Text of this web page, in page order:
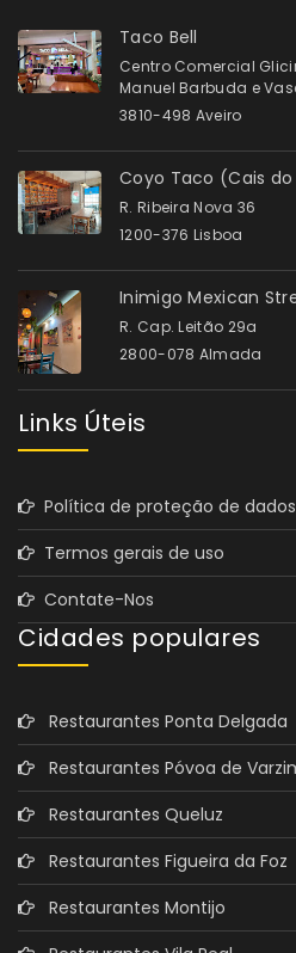
Taco Bell
Centro Comercial
Manuel Barbuda e
3810-498 Aveiro
Coyo Taco (Cais do
R. Ribeira Nova 36
1200-376 Lisboa
Inimigo Mexican
R. Cap. Leitão 29a
2800-078 Almada
Links Úteis
Política de proteção de dados
Termos gerais de uso
Contate-Nos
Cidades populares
Restaurantes Ponta Delgada
Restaurantes Póvoa de
Restaurantes Queluz
Restaurantes Figueira da Foz
Restaurantes Montijo